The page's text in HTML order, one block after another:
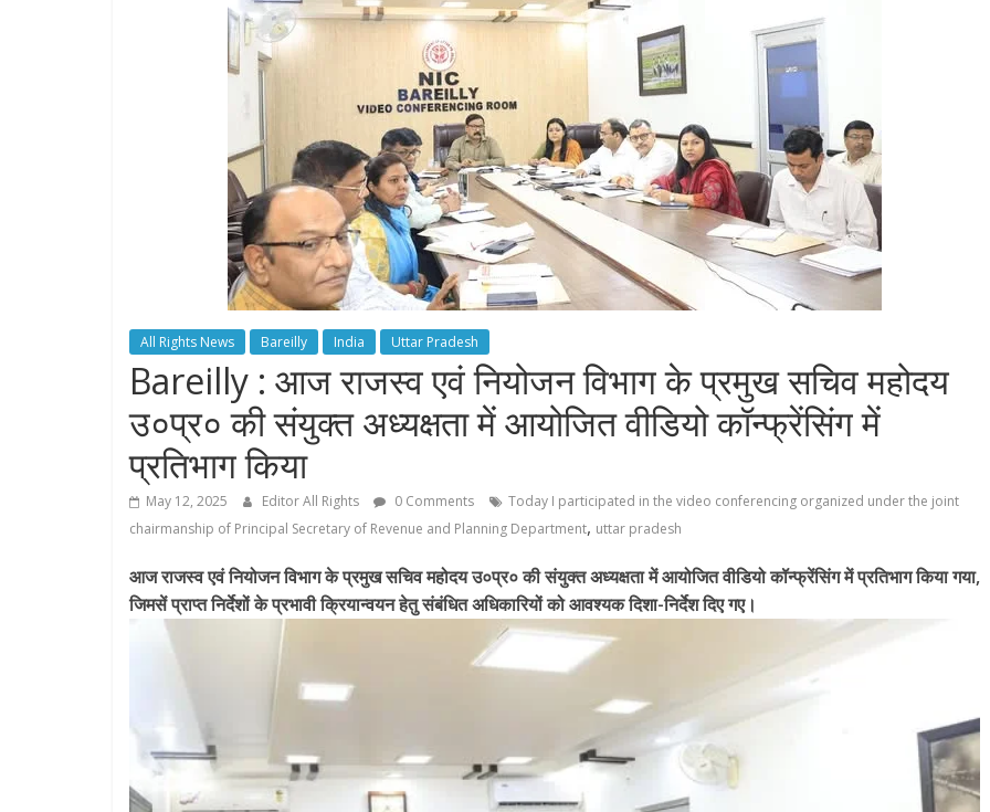
All Rights News Bareilly India Uttar Pradesh
Bareilly : आज राजस्व एवं नियोजन विभाग के प्रमुख सचिव महोदय
उ०प्र० की संयुक्त अध्यक्षता में आयोजित वीडियो कॉन्फ्रेंसिंग में
प्रतिभाग किया
May 12, 2025 Editor All Rights 0 Comments
Today I participated in the video conferencing organized under the joint
chairmanship of Principal Secretary of Revenue and Planning Department, uttar pradesh
आज राजस्व एवं नियोजन विभाग के प्रमुख सचिव महोदय उ०प्र० की संयुक्त अध्यक्षता में आयोजित वीडियो कॉन्फ्रेंसिंग में प्रतिभाग किया गया,
जिमसें प्राप्त निर्देशों के प्रभावी क्रियान्वयन हेतु संबंधित अधिकारियों को आवश्यक दिशा-निर्देश दिए गए।